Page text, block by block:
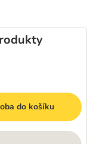
do košíku